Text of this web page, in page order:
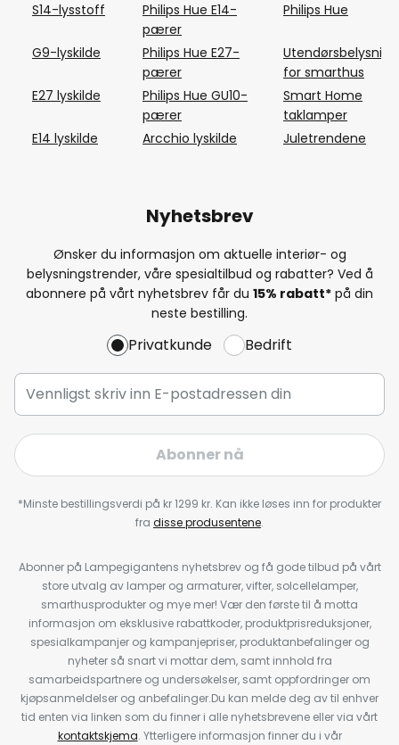
S14-lysstoff
Philips Hue E14-
pærer
Philips Hue
G9-lyskilde
Philips Hue E27-
pærer
Utendørsbelysning
for smarthus
E27 lyskilde
Philips Hue GU10-
pærer
Smart Home
taklamper
E14 lyskilde
Arcchio lyskilde Juletrendene
Nyhetsbrev
Ønsker du informasjon om aktuelle interiør- og
belysningstrender, våre spesialtilbud og rabatter? Ved å
abonnere på vårt nyhetsbrev får du 15% rabatt* på din
neste bestilling.
Privatkunde Bedrift
Abonner nå
*Minste bestillingsverdi på kr 1299 kr. Kan ikke løses inn for produkter
fra disse produsentene.
Abonner på Lampegigantens nyhetsbrev og få gode tilbud på vårt
store utvalg av lamper og armaturer, vifter, solcellelamper,
smarthusprodukter og mye mer! Vær den første til å motta
informasjon om eksklusive rabattkoder, produktprisreduksjoner,
spesialkampanjer og kampanjepriser, produktanbefalinger og
nyheter så snart vi mottar dem, samt innhold fra
samarbeidspartnere og undersøkelser, samt oppfordringer om
kjøpsanmeldelser og anbefalinger.Du kan melde deg av til enhver
tid enten via linken som du finner i alle nyhetsbrevene eller via vårt
kontaktskjema. Ytterligere informasjon finner du i vår